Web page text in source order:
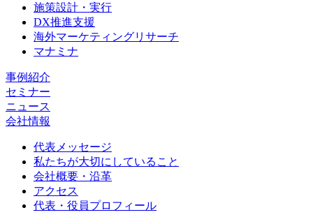
施策設計・実行
DX推進支援
海外マーケティングリサーチ
マナミナ
事例紹介
セミナー
ニュース
会社情報
代表メッセージ
私たちが大切にしていること
会社概要・沿革
アクセス
代表・役員プロフィール